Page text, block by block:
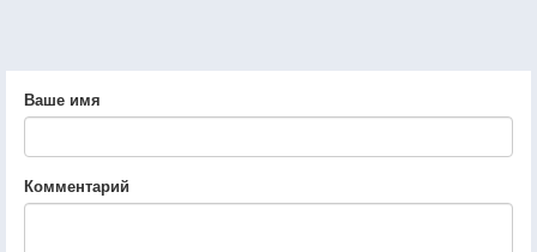
Ваше имя
Комментарий